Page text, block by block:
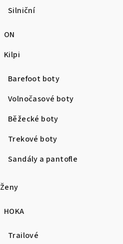
Silniční
ON
Kilpi
Barefoot boty
Volnočasové boty
Běžecké boty
Trekové boty
Sandály a pantofle
Ženy
HOKA
Trailové